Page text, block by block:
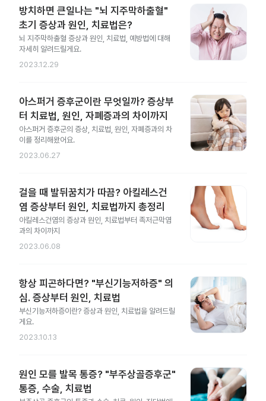
방치하면 큰일나는 "뇌 지주막하출혈"
초기 증상과 원인, 치료법은?
뇌 지주막하출혈 증상과 원인, 치료법, 예방법에 대해
자세히 알려드릴게요.
2023.12.29
아스퍼거 증후군이란 무엇일까? 증상부
터 치료법, 원인, 자폐증과의 차이까지
아스퍼거 증후군의 증상, 치료법, 원인, 자폐증과의 차
이를 정리해왔어요.
2023.06.27
걸을 때 발뒤꿈치가 따끔? 아킬레스건
염 증상부터 원인, 치료법까지 총정리
아킬레스건염의 증상과 원인, 치료법부터 족저근막염
과의 차이까지
2023.06.08
항상 피곤하다면? "부신기능저하증" 의
심. 증상부터 원인, 치료법
부신기능저하증이란? 증상과 원인, 치료법을 알려드릴
게요.
2023.10.13
원인 모를 발목 통증? "부주상골증후군"
통증, 수술, 치료법